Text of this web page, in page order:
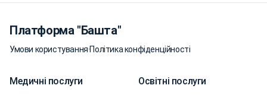
Платформа "Башта"
Умови користування·Політика конфіденційності
Медичні послуги Освітні послуги